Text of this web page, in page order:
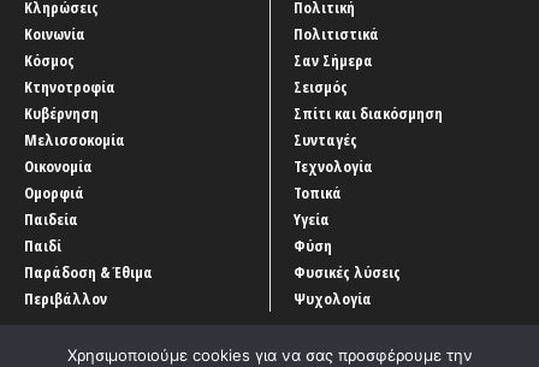
Κληρώσεις
Κοινωνία
Κόσμος
Κτηνοτροφία
Κυβέρνηση
Μελισσοκομία
Οικονομία
Ομορφιά
Παιδεία
Παιδί
Παράδοση & Έθιμα
Περιβάλλον
Πολιτική
Πολιτιστικά
Σαν Σήμερα
Σεισμός
Σπίτι και διακόσμηση
Συνταγές
Τεχνολογία
Τοπικά
Υγεία
Φύση
Φυσικές λύσεις
Ψυχολογία
Χρησιμοποιούμε cookies για να σας προσφέρουμε την